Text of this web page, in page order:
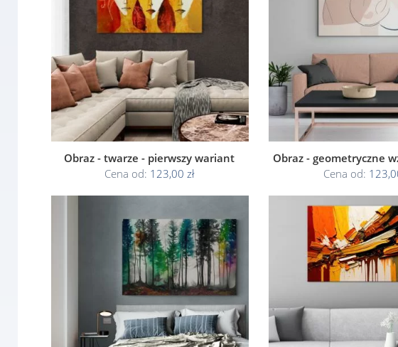
Obraz - twarze - pierwszy wariant
Cena od: 123,00 zł
Obraz - geometryczne
Cena od: